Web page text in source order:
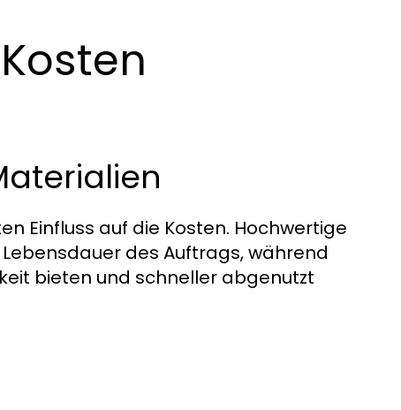
Einfluss auf die Kosten. Hochwertige
des Auftrags, während
bieten und schneller abgenutzt